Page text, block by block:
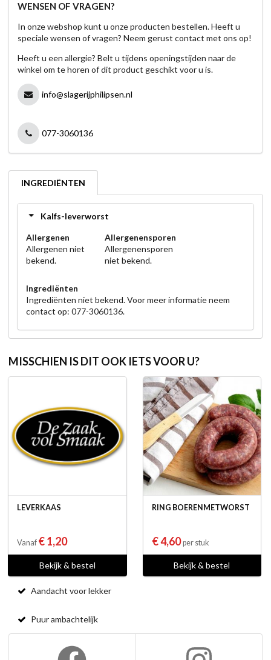
WENSEN OF VRAGEN?
In onze webshop kunt u onze producten bestellen. Heeft u
speciale wensen of vragen? Neem gerust contact met ons op!
Heeft u een allergie? Belt u tijdens openingstijden naar de
winkel om te horen of dit product geschikt voor u is.
info@slagerijphilipsen.nl
077-3060136
INGREDIËNTEN
Kalfs-leverworst
Allergenen
Allergenen niet
bekend.
Allergenensporen
Allergenensporen
niet bekend.
Ingrediënten
Ingrediënten niet bekend. Voor meer informatie neem
contact op: 077-3060136.
MISSCHIEN IS DIT OOK IETS VOOR U?
LEVERKAAS
Vanaf € 1,20
Bekijk & bestel
RING BOERENMETWORST
€ 4,60per stuk
Bekijk & bestel
Aandacht voor lekker
Puur ambachtelijk